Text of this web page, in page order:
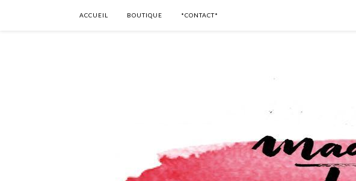
ACCUEIL BOUTIQUE *CONTACT*